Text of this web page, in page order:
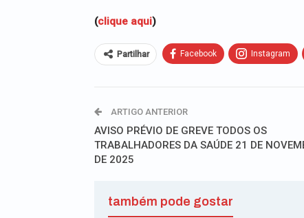
(clique aqui)
Partilhar Facebook Instagram
ARTIGO ANTERIOR
AVISO PRÉVIO DE GREVE TODOS OS
TRABALHADORES DA SAÚDE 21 DE
DE 2025
também pode gostar